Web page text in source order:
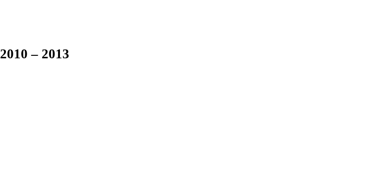
2010 – 2013